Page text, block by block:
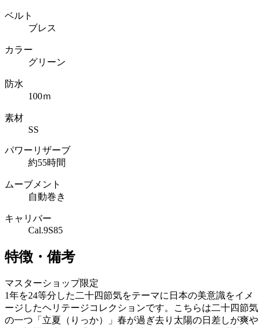
ベルト
ブレス
カラー
グリーン
防水
100ｍ
素材
SS
パワーリザーブ
約55時間
ムーブメント
自動巻き
キャリバー
Cal.9S85
特徴・備考
マスターショップ限定
1年を24等分した二十四節気をテーマに日本の美意識をイメ
ージしたヘリテージコレクションです。こちらは二十四節気
の一つ「立夏（りっか）」春が過ぎ去り太陽の日差しが爽や